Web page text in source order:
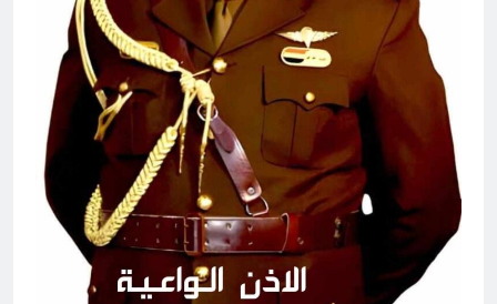
19 ساعة Ago
الجرح النرجسي وتضخم الذات
التعويضي
20 ساعة Ago